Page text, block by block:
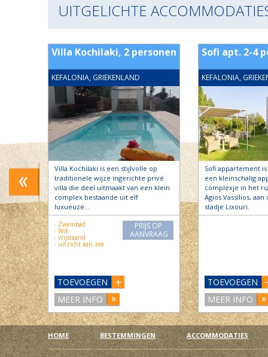
UITGELICHTE
een
OP
Villa Kochilaki, 2 personen
KEFALONIA, GRIEKENLAND
Villa Kochilaki is een stijlvolle op
traditionele wijze ingerichte privé
villa die deel uitmaakt van een klein
complex bestaande uit elf
luxueuze…
- Zwembad
- Wifi
- vrijstaand
- uitzicht aan zee
PRIJS OP
AANVRAAG
TOEVOEGEN
MEER INFO
Sofi apt. 2-4
KEFALONIA,
Sofi appartement
een kleinschalig
complexje in het
Agios Vassilios,
stadje Lixouri.
TOEVOEGEN
MEER INFO
HOME BESTEMMINGEN ACCOMMODATIES